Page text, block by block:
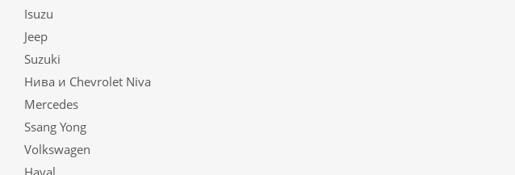
Isuzu
Jeep
Suzuki
Нива и Chevrolet Niva
Mercedes
Ssang Yong
Volkswagen
Haval